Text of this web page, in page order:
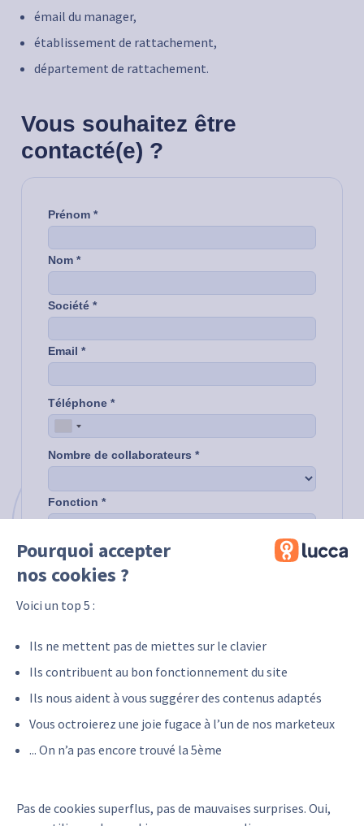
Pourquoi accepter
nos cookies ?
Voici un top 5 :
Ils ne mettent pas de miettes sur le clavier
Ils contribuent au bon fonctionnement du site
Ils nous aident à vous suggérer des contenus adaptés
Vous octroierez une joie fugace à l’un de nos marketeux
... On n’a pas encore trouvé la 5ème
Pas de cookies superflus, pas de mauvaises surprises. Oui,
émail du manager,
établissement de rattachement,
département de rattachement.
Vous souhaitez être
contacté(e) ?